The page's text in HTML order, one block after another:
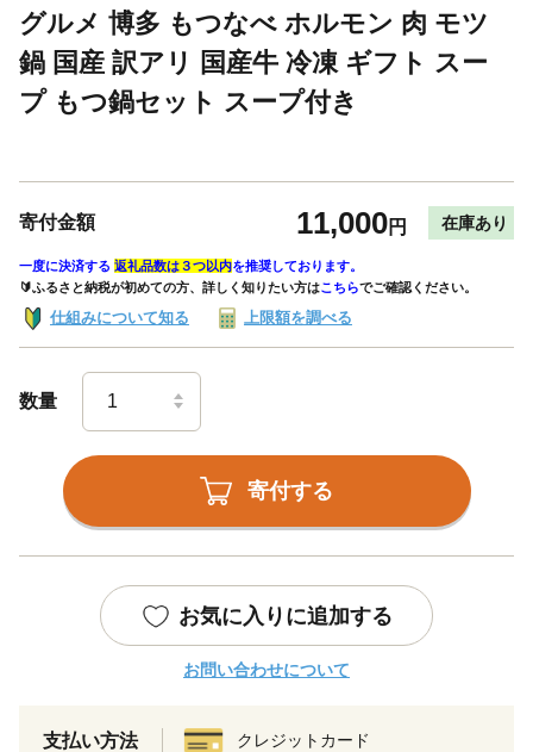
グルメ 博多 もつなべ ホルモン 肉 モツ
鍋 国産 訳アリ 国産牛 冷凍 ギフト スー
プ もつ鍋セット スープ付き
寄付金額 11,000円 在庫あり
一度に決済する 返礼品数は３つ以内を推奨しております。
🔰ふるさと納税が初めての方、詳しく知りたい方はこちらでご確認ください。
仕組みについて知る 上限額を調べる
数量
寄付する
お気に入りに追加する
お問い合わせについて
支払い方法 クレジットカード